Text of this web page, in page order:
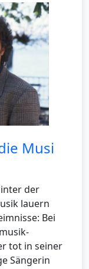
Musi
der
lauern
Bei
tot in seiner
Sängerin